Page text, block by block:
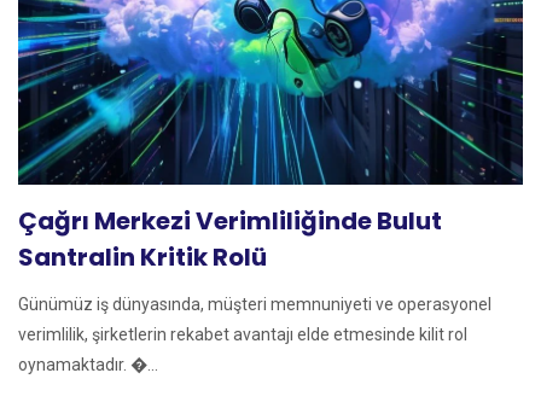
Çağrı Merkezi Verimliliğinde Bulut
Santralin Kritik Rolü
Günümüz iş dünyasında, müşteri memnuniyeti ve operasyonel
verimlilik, şirketlerin rekabet avantajı elde etmesinde kilit rol
oynamaktadır. �...